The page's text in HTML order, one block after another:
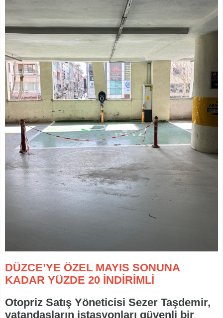
DÜZCE’YE ÖZEL MAYIS SONUNA
KADAR YÜZDE 20 İNDİRİMLİ
Otopriz Satış Yöneticisi Sezer Taşdemir,
vatandaşların istasyonları güvenli bir